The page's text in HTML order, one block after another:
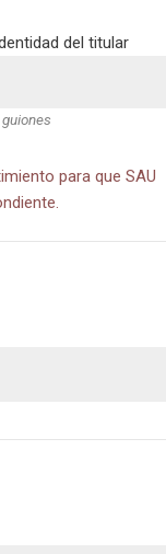
del titular
para que SAU